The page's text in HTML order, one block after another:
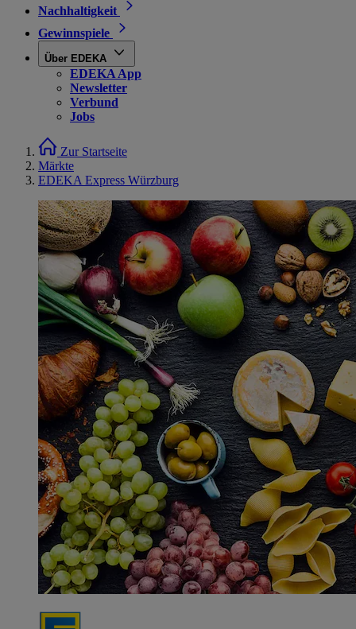
Nachhaltigkeit
Gewinnspiele
Über EDEKA
EDEKA App
Newsletter
Verbund
Jobs
Zur Startseite
Märkte
EDEKA Express Würzburg